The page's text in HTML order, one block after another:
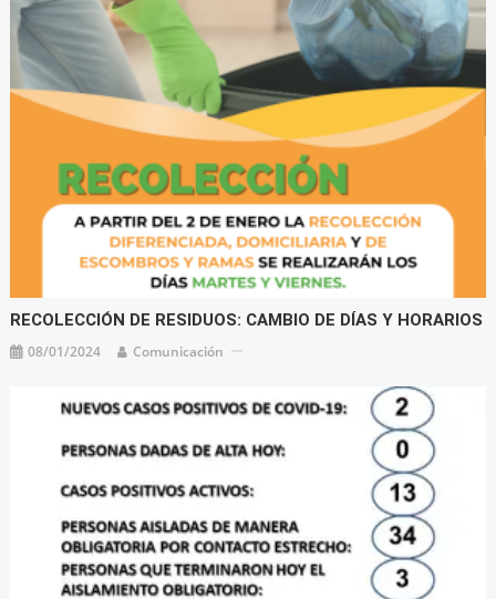
RECOLECCIÓN DE RESIDUOS: CAMBIO DE DÍAS Y HORARIOS
08/01/2024 Comunicación